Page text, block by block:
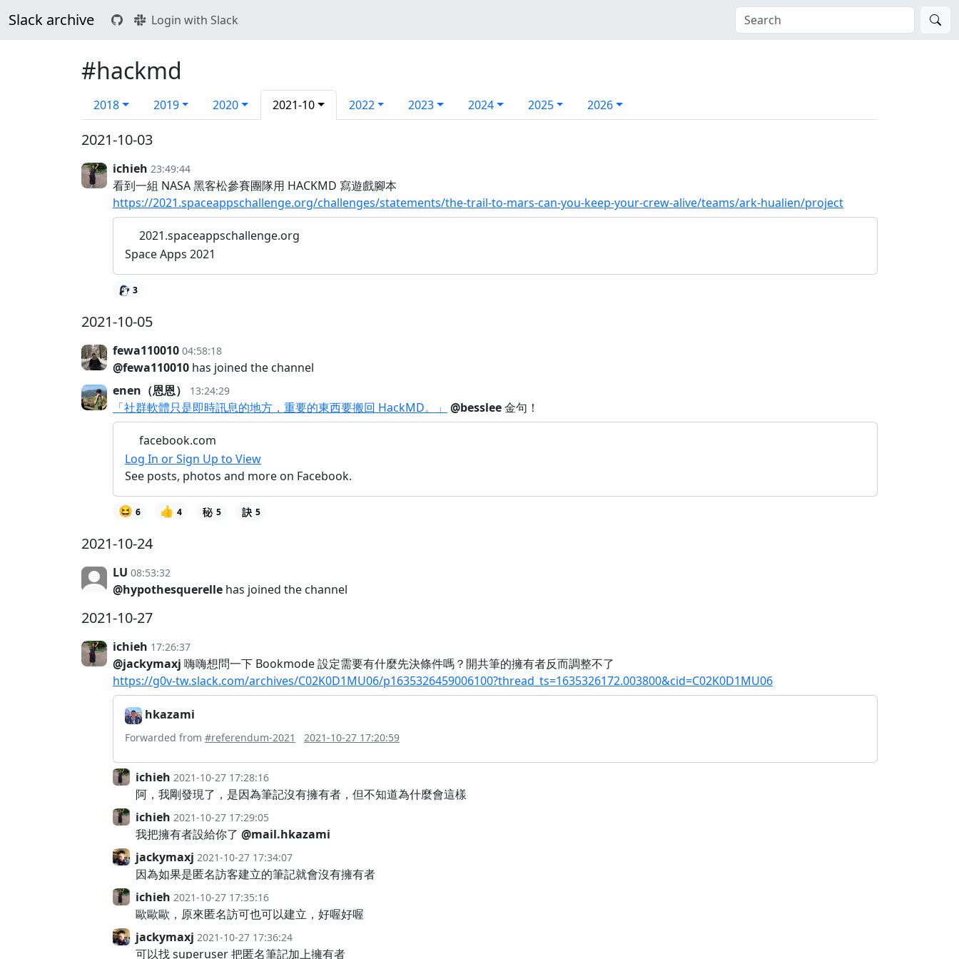
Slack archive Login with Slack
#hackmd
2018 2019 2020 2021-10 2022 2023 2024 2025 2026
2021-10-03
ichieh 23:49:44
看到一組 NASA 黑客松參賽團隊用 HACKMD 寫遊戲腳本
https://2021.spaceappschallenge.org/challenges/statements/the-trail-to-mars-can-you-keep-your-crew-alive/teams/ark-hualien/project
2021.spaceappschallenge.org
Space Apps 2021
3
2021-10-05
fewa110010 04:58:18
@fewa110010 has joined the channel
enen（恩恩）
13:24:29
「社群軟體只是即時訊息的地方，重要的東西要搬回 HackMD。」 @besslee金句！
facebook.com
Log In or Sign Up to View
See posts, photos and more on Facebook.
😆 6 👍 4 5 5
2021-10-24
LU 08:53:32
@hypothesquerelle has joined the channel
2021-10-27
ichieh 17:26:37
@jackymaxj 嗨嗨想問一下 Bookmode 設定需要有什麼先決條件嗎？開共筆的擁有者反而調整不了
https://g0v-tw.slack.com/archives/C02K0D1MU06/p1635326459006100?thread_ts=1635326172.003800&cid=C02K0D1MU06
hkazami
Forwarded from #referendum-2021 2021-10-27 17:20:59
ichieh 2021-10-27 17:28:16
阿，我剛發現了，是因為筆記沒有擁有者，但不知道為什麼會這樣
ichieh 2021-10-27 17:29:05
我把擁有者設給你了 @mail.hkazami
jackymaxj 2021-10-27 17:34:07
因為如果是匿名訪客建立的筆記就會沒有擁有者
ichieh 2021-10-27 17:35:16
歐歐歐，原來匿名訪可也可以建立，好喔好喔
jackymaxj 2021-10-27 17:36:24
可以找 superuser 把匿名筆記加上擁有者